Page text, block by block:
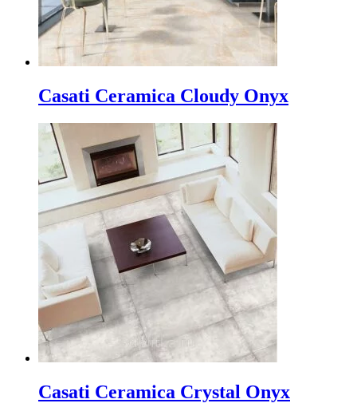
Casati Ceramica Cloudy Onyx
Casati Ceramica Crystal Onyx